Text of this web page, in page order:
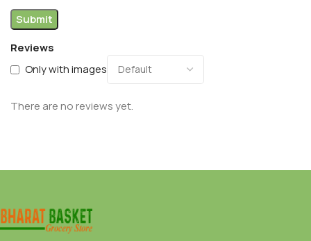
Reviews
Only with images
There are no reviews yet.